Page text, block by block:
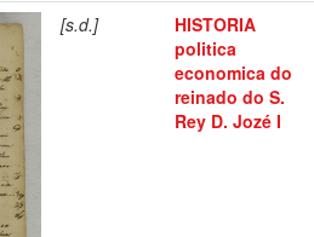
[s.d.]
HISTORIA
politica
economica do
reinado do S.
Rey D. Jozé I